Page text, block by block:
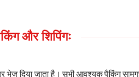
और शिपिंगः
भेज दिया जाता है। सभी आवश्यक पैकिंग